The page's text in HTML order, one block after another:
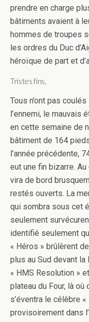
prendre en charge
bâtiments avaient à
hommes de troupes
les ordres du Duc
héroïque de part et
Tristes fins,
Tous n’ont pas
l’ennemi, le mauvais
en cette semaine de
bâtiment de 164
l’année précédente,
eut une fin bizarre.
vira de bord
restés ouverts. La
qui sombra sous cet
seulement
identifié seulement
« Héros » brûlèrent
plus au Sud devant la
« HMS Resolution »
plateau du Four, là
s’éventra le célèbre
provisoirement dans